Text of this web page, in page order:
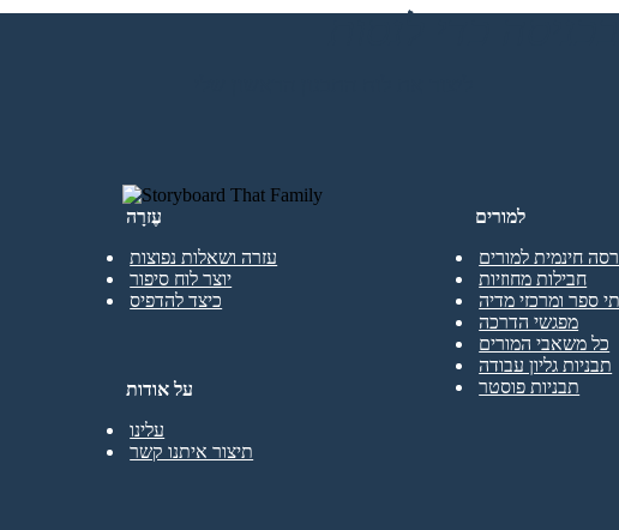
עֶזרָה
עזרה ושאלות נפוצות
יוצר לוח סיפור
כיצד להדפיס
למורים
חינמית למורים
חבילות מחוזיות
ספר ומרכזי מדיה
מפגשי הדרכה
כל משאבי המורים
תבניות גליון עבודה
תבניות פוסטר
על אודות
עלינו
תיצור איתנו קשר